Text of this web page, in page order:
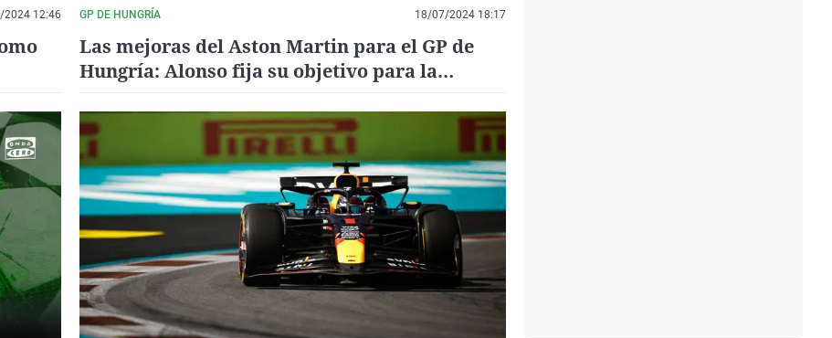
2024 12:46 GP DE HUNGRÍA 18/07/2024 18:17
Las mejoras del Aston Martin para el GP de
Hungría: Alonso fija su objetivo para la